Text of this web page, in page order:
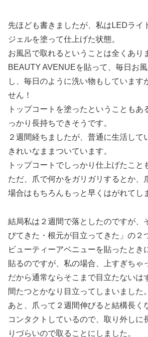
先ほども書きましたが、私はLEDライ
ジェルを塗って仕上げた状態。
お風呂で取れるということは全くあり
BEAUTY AVENUEを貼って、毎日お
し、毎日のように洗い物もしています
せん！
トップコートを塗ったということもあ
っかり長持ちできそうです。
２週間経ちましたが、普通に生活して
きれいなままついています。
トップコートでしっかり仕上げたこと
ただ、爪で何かをガリガリするとか、
場合はもちろんもっと早くはがれてし
結局私は２週間で落としたのですが、
びてきた・根元が目立ってきた」の２
ビューティーアベニューを貼ったとき
貼るのですが、私の場合、上すぎちゃ
だから通常ならそこまで目立たないは
間たつとかなり目立ってしまいました。
あと、爪って２週間伸びると結構長く
コンタクトしているので、取り外しに
りづらいので取ることにしました。